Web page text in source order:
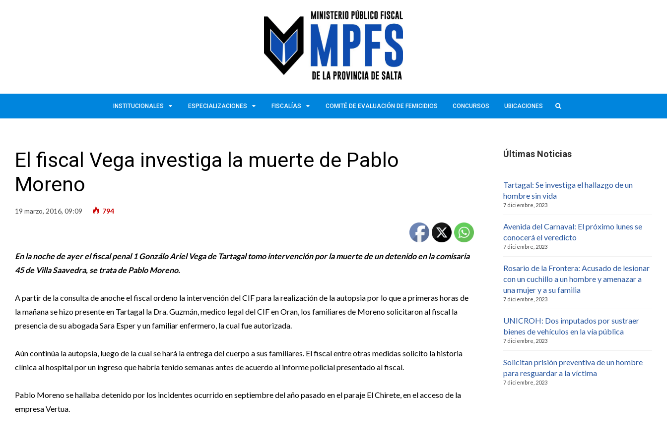
INSTITUCIONALES ESPECIALIZACIONES FISCALÍAS COMITÉ DE EVALUACIÓN DE FEMICIDIOS CONCURSOS UBICACIONES
El fiscal Vega investiga la muerte de Pablo
Moreno
19 marzo, 2016, 09:09 794
En la noche de ayer el fiscal penal 1GonzáloAriel Vega de Tartagaltomo intervención por la muerte de un detenido en la comisaria
45 de Villa Saavedra, se trata de Pablo Moreno.
A partir de la consulta de anoche el fiscal ordeno la intervención del CIF para la realización de la autopsia por lo que a primeras horas de
la mañana se hizo presente en Tartagal la Dra. Guzmán, medico legal del CIF en Oran, los familiares de Moreno solicitaron al fiscal la
presencia de su abogada Sara Esper y un familiar enfermero, la cual fue autorizada.
Aún continúa la autopsia, luego de la cual se hará la entrega del cuerpo a sus familiares. El fiscal entre otras medidas solicito la historia
clínica al hospital por un ingreso que habría tenido semanas antes de acuerdo al informe policial presentado al fiscal.
Pablo Moreno se hallaba detenido por los incidentes ocurrido en septiembre del año pasado en el paraje El Chirete, en el acceso de la
empresa Vertua.
Últimas Noticias
Tartagal: Se investiga el hallazgo de un
hombre sin vida
7 diciembre, 2023
Avenida del Carnaval: El próximo lunes se
conocerá el veredicto
7 diciembre, 2023
Rosario de la Frontera: Acusado de lesionar
con un cuchillo a un hombre y amenazar a
una mujer y a su familia
7 diciembre, 2023
UNICROH: Dos imputados por sustraer
bienes de vehículos en la vía pública
7 diciembre, 2023
Solicitan prisión preventiva de un hombre
para resguardar a la víctima
7 diciembre, 2023